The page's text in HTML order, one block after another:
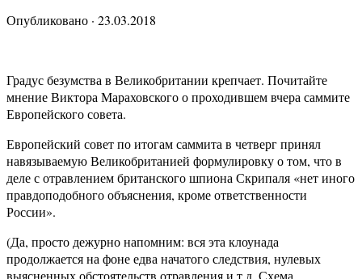
Опубликовано · 23.03.2018
Градус безумства в Великобритании крепчает. Почитайте
мнение Виктора Мараховского о проходившем вчера саммите
Европейского совета.
Европейский совет по итогам саммита в четверг принял
навязываемую Великобританией формулировку о том, что в
деле с отравлением британского шпиона Скрипаля «нет иного
правдоподобного объяснения, кроме ответственности
России».
(Да, просто дежурно напомним: вся эта клоунада
продолжается на фоне едва начатого следствия, нулевых